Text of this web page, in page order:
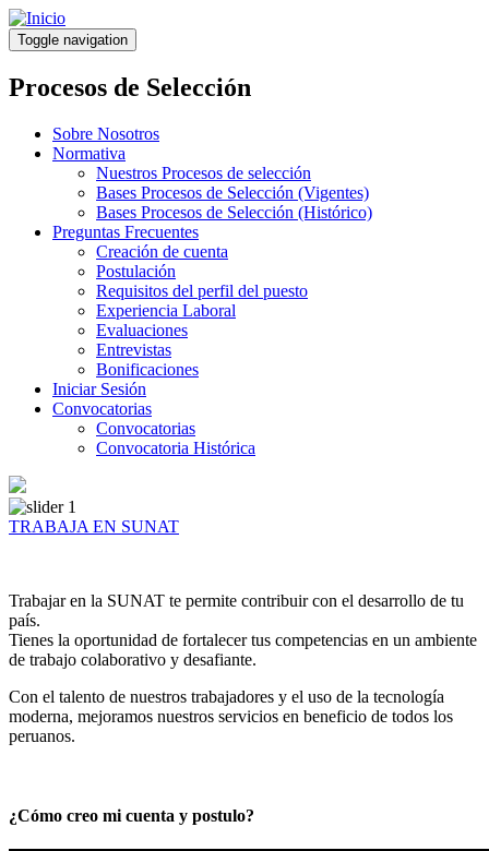
Pasar
al
contenido
principal
Toggle navigation
Procesos de Selección
Sobre Nosotros
Normativa
Nuestros Procesos de selección
Bases Procesos de Selección (Vigentes)
Bases Procesos de Selección (Histórico)
Preguntas Frecuentes
Creación de cuenta
Postulación
Requisitos del perfil del puesto
Experiencia Laboral
Evaluaciones
Entrevistas
Bonificaciones
Iniciar Sesión
Convocatorias
Convocatorias
Convocatoria Histórica
TRABAJA EN SUNAT
Trabajar en la SUNAT te permite contribuir con el desarrollo de tu
país.
Tienes la oportunidad de fortalecer tus competencias en un ambiente
de trabajo colaborativo y desafiante.
Con el talento de nuestros trabajadores y el uso de la tecnología
moderna, mejoramos nuestros servicios en beneficio de todos los
peruanos.
¿Cómo creo mi cuenta y postulo?